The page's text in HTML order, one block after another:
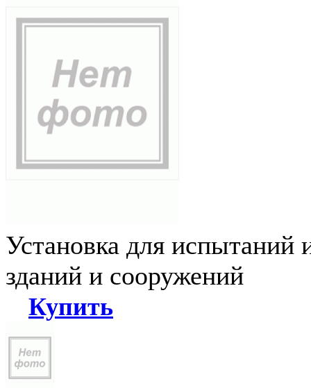
Установка для испытаний
зданий и сооружений
Купить